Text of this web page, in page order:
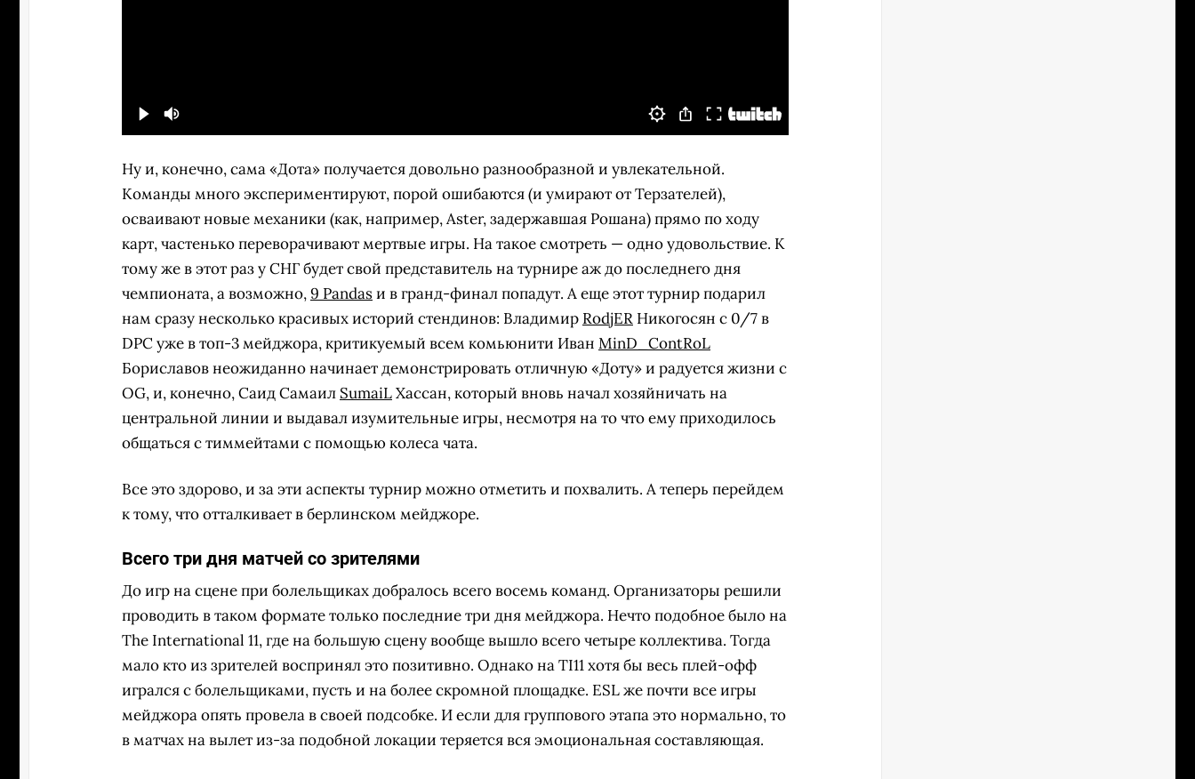
Ну и, конечно, сама «Дота» получается довольно разнообразной и увлекательной.
Команды много экспериментируют, порой ошибаются (и умирают от Терзателей),
осваивают новые механики (как, например, Aster, задержавшая Рошана) прямо по ходу
карт, частенько переворачивают мертвые игры. На такое смотреть — одно удовольствие. К
тому же в этот раз у СНГ будет свой представитель на турнире аж до последнего дня
чемпионата, а возможно,9 Pandasи в гранд-финал попадут. А еще этот турнир подарил
нам сразу несколько красивых историй стендинов: Владимир RodjER Никогосян c 0/7 в
DPC уже в топ-3 мейджора, критикуемый всем комьюнити Иван MinD_ContRoL
Бориславов неожиданно начинает демонстрировать отличную «Доту» и радуется жизни с
OG, и, конечно, Саид Самаил SumaiLХассан, который вновь начал хозяйничать на
центральной линии и выдавал изумительные игры, несмотря на то что ему приходилось
общаться с тиммейтами с помощью колеса чата.
Все это здорово, и за эти аспекты турнир можно отметить и похвалить. А теперь перейдем
к тому, что отталкивает в берлинском мейджоре.
Всего три дня матчей со зрителями
До игр на сцене при болельщиках добралось всего восемь команд. Организаторы решили
проводить в таком формате только последние три дня мейджора. Нечто подобное было на
The International 11, где на большую сцену вообще вышло всего четыре коллектива. Тогда
мало кто из зрителей воспринял это позитивно. Однако на TI11 хотя бы весь плей-офф
игрался с болельщиками, пусть и на более скромной площадке. ESL же почти все игры
мейджора опять провела в своей подсобке. И если для группового этапа это нормально, то
в матчах на вылет из-за подобной локации теряется вся эмоциональная составляющая.